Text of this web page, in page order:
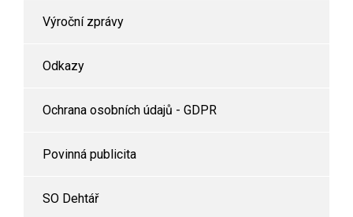
Výroční zprávy
Odkazy
Ochrana osobních údajů - GDPR
Povinná publicita
SO Dehtář